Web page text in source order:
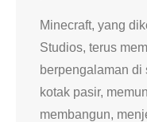
Minecraft, yang
Studios, terus
berpengalaman di
kotak pasir,
membangun,